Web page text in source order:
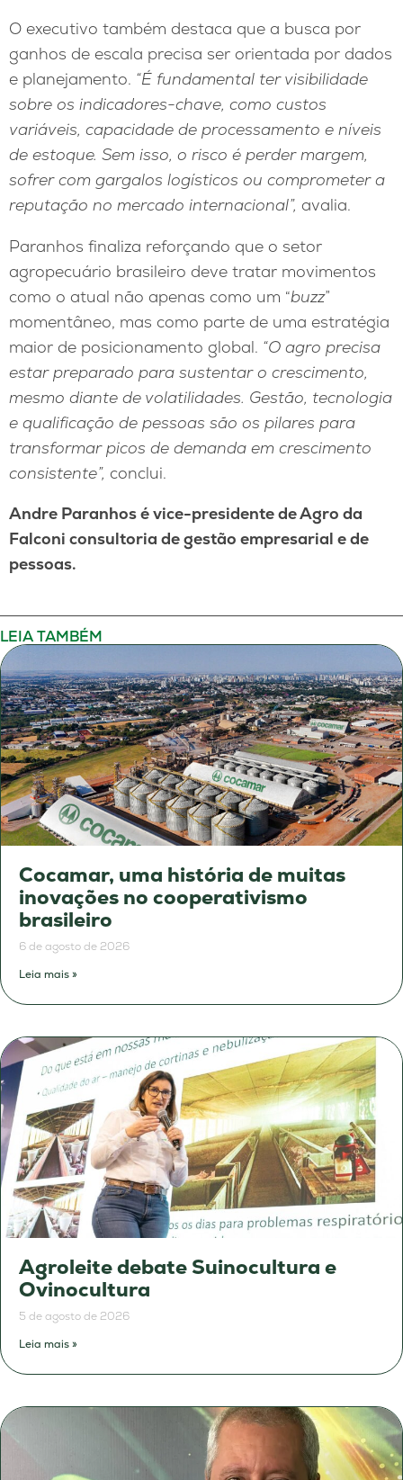
O executivo também destaca que a busca por
ganhos de escala precisa ser orientada por dados
e planejamento. “É fundamental ter visibilidade
sobre os indicadores-chave, como custos
variáveis, capacidade de processamento e níveis
de estoque. Sem isso, o risco é perder margem,
sofrer com gargalos logísticos ou comprometer a
reputação no mercado internacional”, avalia.
Paranhos finaliza reforçando que o setor
agropecuário brasileiro deve tratar movimentos
como o atual não apenas como um “buzz”
momentâneo, mas como parte de uma estratégia
maior de posicionamento global. “O agro precisa
estar preparado para sustentar o crescimento,
mesmo diante de volatilidades. Gestão, tecnologia
e qualificação de pessoas são os pilares para
transformar picos de demanda em crescimento
consistente”, conclui.
Andre Paranhos é vice-presidente de Agro da
Falconi consultoria de gestão empresarial e de
pessoas.
LEIA TAMBÉM
Cocamar, uma história de muitas
inovações no cooperativismo
brasileiro
6 de agosto de 2026
Leia mais »
Agroleite debate Suinocultura e
Ovinocultura
5 de agosto de 2026
Leia mais »